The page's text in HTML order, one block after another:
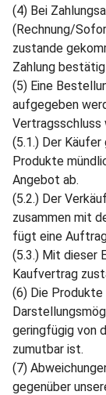
(4) Bei
(Rechnung/
zustande
Zahlung
(5) Eine
aufgegeben
(5.1.) Der
Produkte
Angebot ab.
(5.2.) Der
zusammen mit
fügt eine
(5.3.) Mit dieser
Kaufvertrag
(6) Die
geringfügig von
zumutbar ist.
(7)
gegenüber